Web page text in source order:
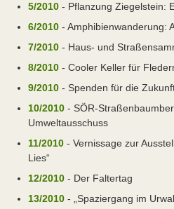
5/2010 - Pflanzung Ziegelstein:
6/2010 - Amphibienwanderung:
7/2010 - Haus- und
8/2010 - Cooler Keller für
9/2010 - Spenden für die
10/2010 - SÖR-
Umweltausschuss
11/2010 - Vernissage zur
Lies“
12/2010 - Der Faltertag
13/2010 - „Spaziergang im